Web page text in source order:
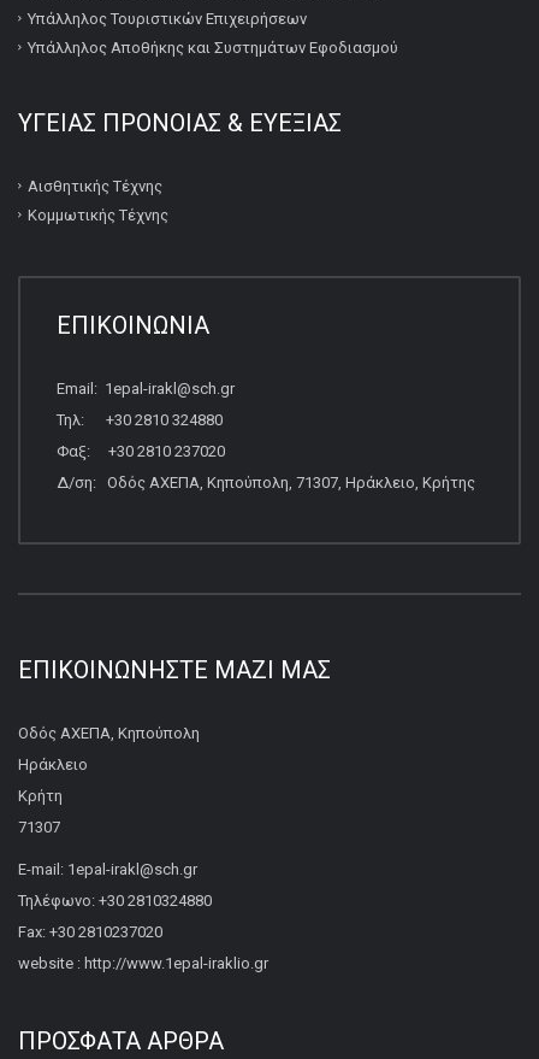
Υπάλληλος Τουριστικών Επιχειρήσεων
Υπάλληλος Αποθήκης και Συστημάτων Εφοδιασμού
ΥΓΕΙΑΣ ΠΡΟΝΟΙΑΣ & ΕΥΕΞΙΑΣ
Αισθητικής Τέχνης
Κομμωτικής Τέχνης
ΕΠΙΚΟΙΝΩΝΙΑ
Email: 1epal-irakl@sch.gr
Τηλ: +30 2810 324880
Φαξ: +30 2810 237020
Δ/ση: Οδός ΑΧΕΠΑ, Κηπούπολη, 71307, Ηράκλειο, Κρήτης
ΕΠΙΚΟΙΝΩΝΉΣΤΕ ΜΑΖΊ ΜΑΣ
Οδός ΑΧΕΠΑ, Κηπούπολη
Ηράκλειο
Κρήτη
71307
E-mail: 1epal-irakl@sch.gr
Τηλέφωνο: +30 2810324880
Fax: +30 2810237020
website : http://www.1epal-iraklio.gr
ΠΡΌΣΦΑΤΑ ΆΡΘΡΑ